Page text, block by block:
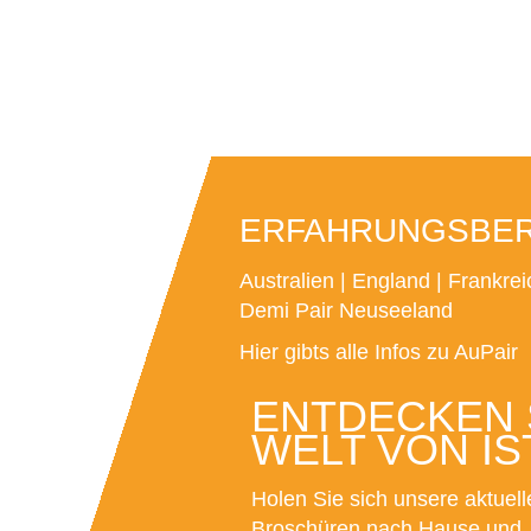
Australien England
Demi Pair Neuseeland
Hier gibts alle Infos zu AuPair
ENTDECKEN
WELT VON
Holen Sie sich unsere